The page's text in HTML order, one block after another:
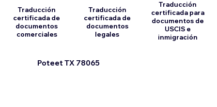
Traducción
certificada de
documentos
comerciales
Traducción
certificada de
documentos
legales
Poteet TX 78065
Traducción
certificada para
documentos de
USCIS e
inmigración